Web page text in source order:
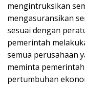
mengintruksikan
mengasuransikan
sesuai dengan
pemerintah
semua perusahaan
meminta
pertumbuhan